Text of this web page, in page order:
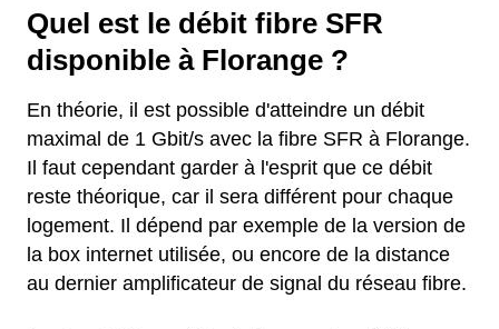
Quel est le débit fibre SFR
disponible à Florange ?
En théorie, il est possible d'atteindre un débit
maximal de 1 Gbit/s avec la fibre SFR à Florange.
Il faut cependant garder à l'esprit que ce débit
reste théorique, car il sera différent pour chaque
logement. Il dépend par exemple de la version de
la box internet utilisée, ou encore de la distance
au dernier amplificateur de signal du réseau fibre.